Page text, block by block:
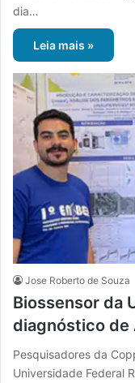
dia…
Leia mais »
Jose Roberto de Souza
Biossensor da
diagnóstico de
Pesquisadores da
Universidade Federal